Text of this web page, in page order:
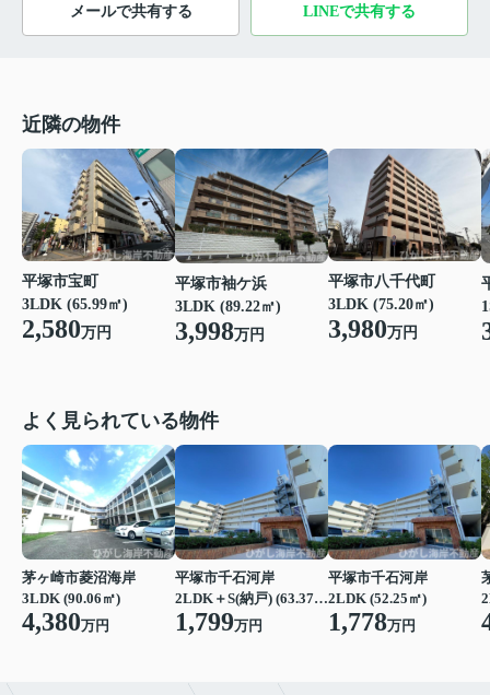
メールで共有する LINEで共有する
近隣の物件
平塚市宝町
3LDK (65.99㎡)
2,580万円
平塚市袖ケ浜
3LDK (89.22㎡)
3,998万円
平塚市八千代町
3LDK (75.20㎡)
3,980万円
よく見られている物件
茅ヶ崎市菱沼海岸
3LDK (90.06㎡)
4,380万円
平塚市千石河岸
2LDK＋S(納戸) (63.37㎡)
1,799万円
平塚市千石河岸
2LDK (52.25㎡)
1,778万円